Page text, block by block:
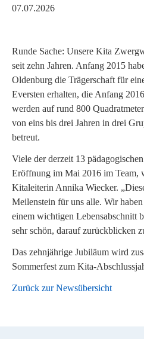
07.07.2026
Runde Sache: Unsere Kita
seit zehn Jahren. Anfang 2015
Oldenburg die Trägerschaft für
Eversten erhalten, die Anfang
werden auf rund 800
von eins bis drei Jahren in drei
betreut.
Viele der derzeit 13
Eröffnung im Mai 2016 im Team,
Kitaleiterin Annika Wiecker.
Meilenstein für uns alle. Wir
einem wichtigen Lebensabschnitt
sehr schön, darauf zurückblicken
Das zehnjährige Jubiläum wird
Sommerfest zum Kita-
Zurück zur Newsübersicht